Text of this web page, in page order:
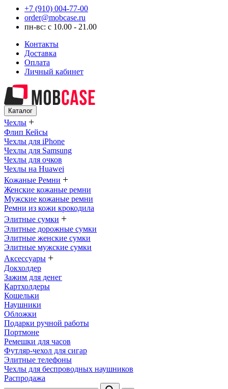
+7 (910) 004-77-00
order@mobcase.ru
пн-вс: с 10.00 - 21.00
Контакты
Доставка
Оплата
Личный кабинет
Каталог
Чехлы +
Флип Кейсы
Чехлы для iPhone
Чехлы для Samsung
Чехлы для очков
Чехлы на Huawei
Кожаные Ремни +
Женские кожаные ремни
Мужские кожаные ремни
Ремни из кожи крокодила
Элитные сумки +
Элитные дорожные сумки
Элитные женские сумки
Элитные мужские сумки
Аксессуары +
Докхолдер
Зажим для денег
Картхолдеры
Кошельки
Наушники
Обложки
Подарки ручной работы
Портмоне
Ремешки для часов
Футляр-чехол для сигар
Элитные телефоны
Чехлы для беспроводных наушников
Распродажа